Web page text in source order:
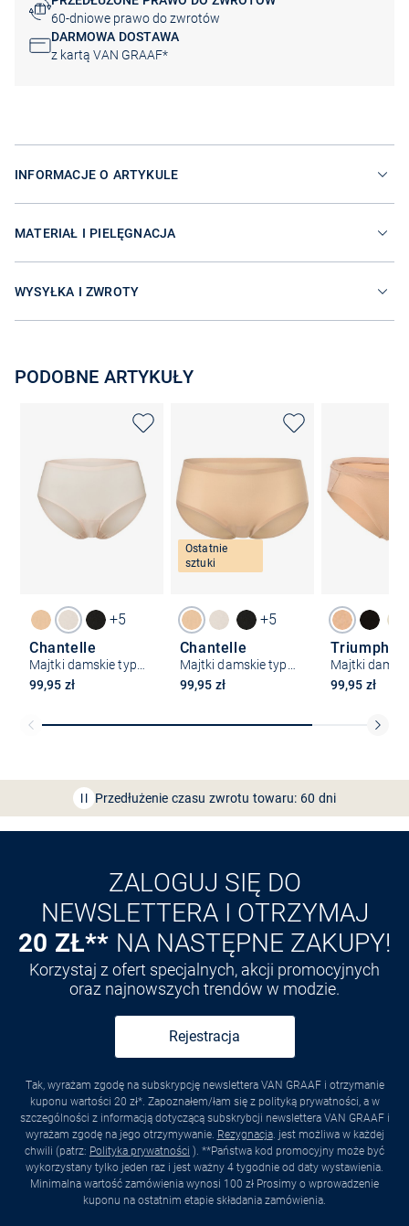
60-dniowe prawo do zwrotów
DARMOWA DOSTAWA
z kartą VAN GRAAF*
INFORMACJE O ARTYKULE
MATERIAŁ I PIELĘGNACJA
WYSYŁKA I ZWROTY
PODOBNE ARTYKUŁY
+5
Chantelle
99,95 zł
Ostatnie
sztuki
+5
Chantelle
99,95 zł
Triumph
99,95 zł
Przedłużenie czasu zwrotu towaru: 60 dni
Odkryj aplikację VANGRAAF
ZALOGUJ SIĘ DO
NEWSLETTERA I OTRZYMAJ
20 ZŁ** NA NASTĘPNE ZAKUPY!
Korzystaj z ofert specjalnych, akcji promocyjnych
oraz najnowszych trendów w modzie.
Rejestracja
Tak, wyrażam zgodę na subskrypcję newslettera VAN GRAAF i otrzymanie
kuponu wartości 20 zł*. Zapoznałem/łam się z polityką prywatności, a w
szczególności z informacją dotyczącą subskrybcji newslettera VAN GRAAF i
wyrażam zgodę na jego otrzymywanie. Rezygnacja. jest możliwa w każdej
chwili (patrz: Polityka prywatności ). **Państwa kod promocyjny może być
wykorzystany tylko jeden raz i jest ważny 4 tygodnie od daty wystawienia.
Minimalna wartość zamówienia wynosi 100 zł Prosimy o wprowadzenie
kuponu na ostatnim etapie składania zamówienia.